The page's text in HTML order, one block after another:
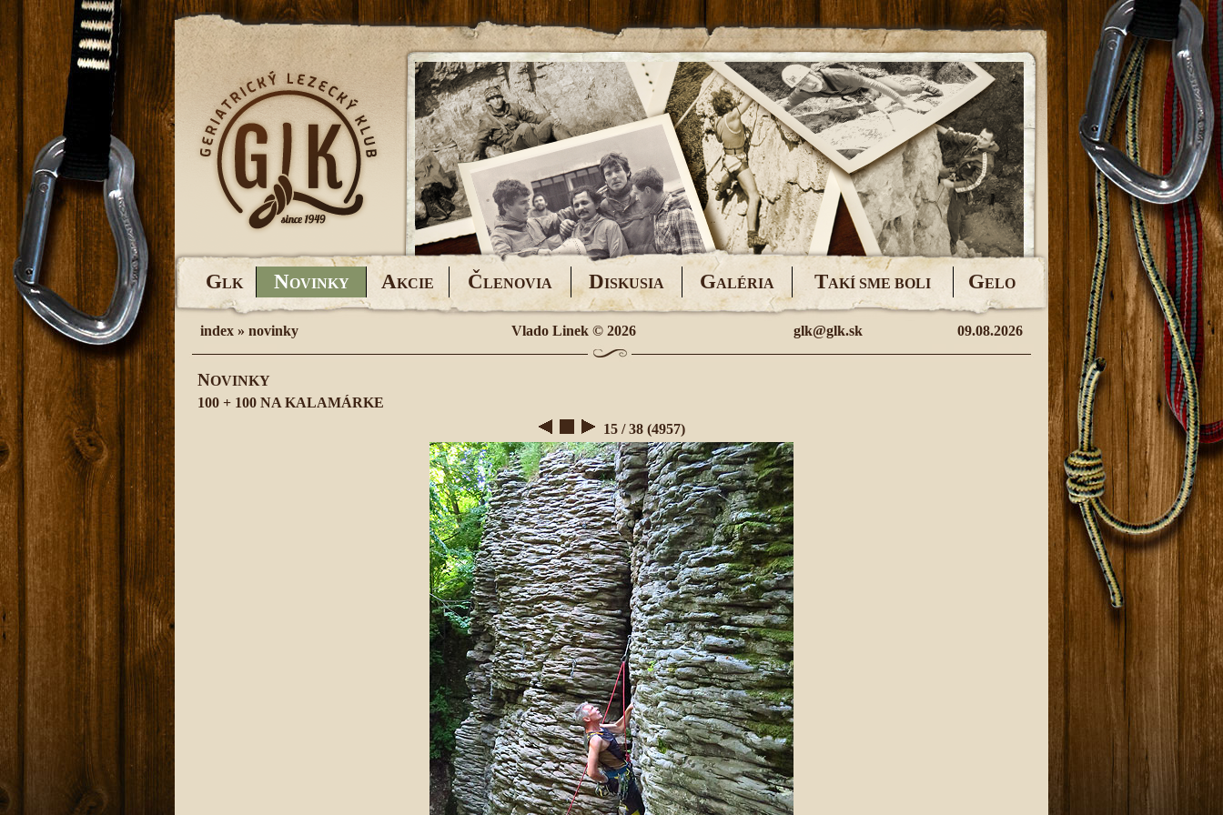
GLK NOVINKY AKCIE ČLENOVIA DISKUSIA GALÉRIA TAKÍ SME BOLI GELO
index » novinky Vlado Linek © 2026 glk@glk.sk 09.08.2026
NOVINKY
100 + 100 NA KALAMÁRKE
15 / 38 (4957)